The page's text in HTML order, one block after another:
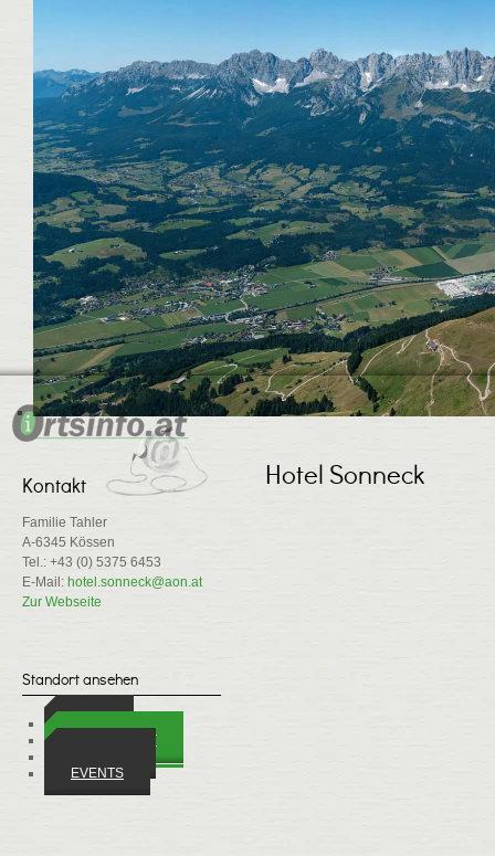
WIRTSCHAFT
EVENTS
Kontakt
Familie Tahler
A-6345 Kössen
Tel.: +43 (0) 5375 6453
E-Mail: hotel.sonneck@aon.at
Zur Webseite
Standort ansehen
Hotel Sonneck